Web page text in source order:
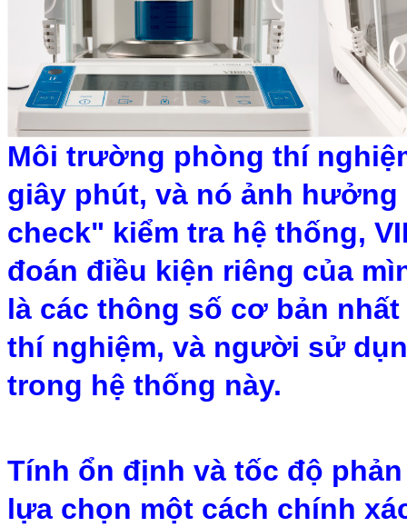
Môi trường phòng thí
giây phút, và nó ảnh
check" kiểm tra hệ thống,
đoán điều kiện riêng của
là các thông số cơ bản
thí nghiệm, và người sử
trong hệ thống này.
Tính ổn định và tốc độ
lựa chọn một cách chính